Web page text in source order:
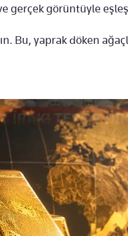
gerçek görüntüyle
Bu, yaprak döken